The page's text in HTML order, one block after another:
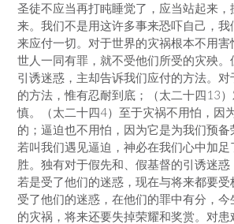
圣徒不应当再打盹睡觉了，应当站起来，
来。我们不是用这许多事来恐吓自己，
来应付一切。对于世界的灾祸根本不用
世人一同有罪，就不受他们所受的灾殃。
引诱迷惑，主却告诉我们应付的方法。
的方法，惟有忍耐到底；（太二十四13
慎。（太二十四4）至于灾祸不用怕，因
的；逼迫也不用怕，因为它是为我们预
若叫我们遇见逼迫，神必在我们心中加
胜。独有对于假先和、假基督的引诱迷惑
若是受了他们的迷惑，现在与将来都要
受了他们的迷惑，在他们的罪中有分，
的灾祸，将来还要失掉荣耀和奖赏。对